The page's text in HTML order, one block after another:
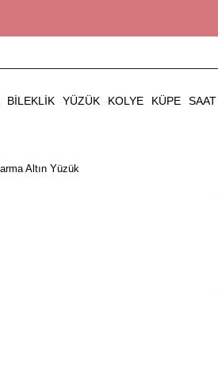
BILEKLIK YÜZÜK KOLYE KÜPE SAAT